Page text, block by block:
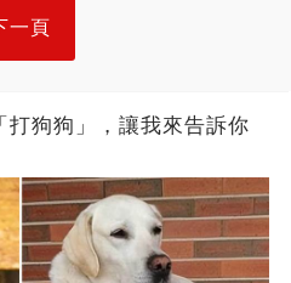
一頁
狗狗」，讓我來告訴你